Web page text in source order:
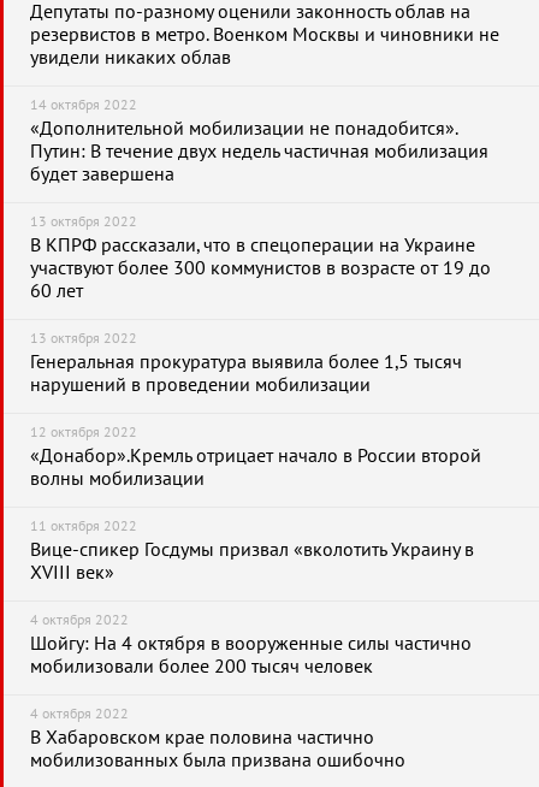
Депутаты по-разному оценили законность облав на
резервистов в метро. Военком Москвы и чиновники не
увидели никаких облав
14 октября 2022
«Дополнительной мобилизации не понадобится».
Путин: В течение двух недель частичная мобилизация
будет завершена
13 октября 2022
В КПРФ рассказали, что в спецоперации на Украине
участвуют более 300 коммунистов в возрасте от 19 до
60 лет
13 октября 2022
Генеральная прокуратура выявила более 1,5 тысяч
нарушений в проведении мобилизации
12 октября 2022
«Донабор».Кремль отрицает начало в России второй
волны мобилизации
11 октября 2022
Вице-спикер Госдумы призвал «вколотить Украину в
XVIII век»
4 октября 2022
Шойгу: На 4 октября в вооруженные силы частично
мобилизовали более 200 тысяч человек
4 октября 2022
В Хабаровском крае половина частично
мобилизованных была призвана ошибочно